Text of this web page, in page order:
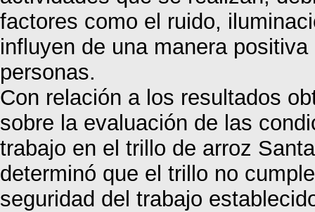
factores como el ruido,
influyen de una manera
personas.
Con relación a los resultados
sobre la evaluación de las
trabajo en el trillo de arroz
determinó que el trillo no
seguridad del trabajo